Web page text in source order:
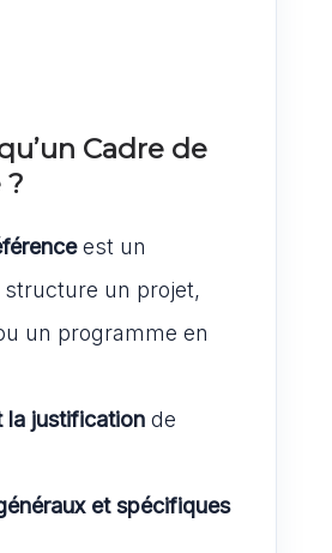
Cadre de
?
est un
un projet,
un programme en
la justification de
et spécifiques